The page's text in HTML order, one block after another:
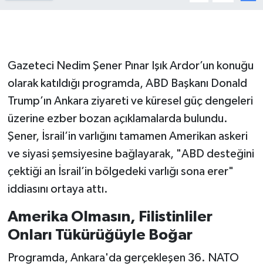
Gazeteci Nedim Şener Pınar Işık Ardor’un konuğu
olarak katıldığı programda, ABD Başkanı Donald
Trump’ın Ankara ziyareti ve küresel güç dengeleri
üzerine ezber bozan açıklamalarda bulundu.
Şener, İsrail’in varlığını tamamen Amerikan askeri
ve siyasi şemsiyesine bağlayarak, "ABD desteğini
çektiği an İsrail’in bölgedeki varlığı sona erer"
iddiasını ortaya attı.
Amerika Olmasın, Filistinliler
Onları Tükürüğüyle Boğar
Programda, Ankara'da gerçekleşen 36. NATO